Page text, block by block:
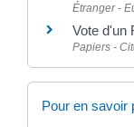
Étranger -
Vote d'un
Papiers -
Pour en savoir